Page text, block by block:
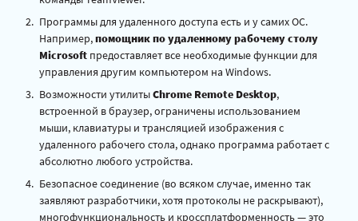
Программы для удаленного доступа есть и у самих ОС.
Например,помощник по удаленному рабочему столу
Microsoft предоставляет все необходимые функции для
управления другим компьютером на Windows.
Возможности утилитыChrome Remote Desktop,
встроенной в браузер, ограничены использованием
мыши, клавиатуры и трансляцией изображения с
удаленного рабочего стола, однако программа работает с
абсолютно любого устройства.
Безопасное соединение (во всяком случае, именно так
заявляют разработчики, хотя протоколы не раскрывают),
многофункциональность и кроссплатформенность — это